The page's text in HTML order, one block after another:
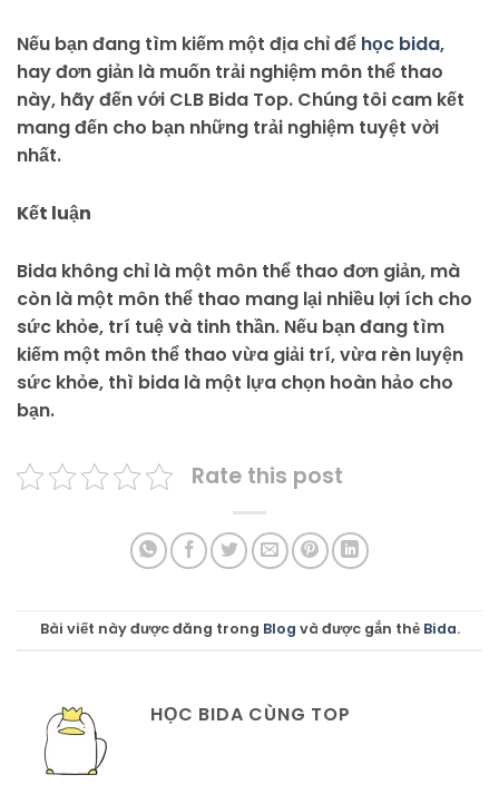
Nếu bạn đang tìm kiếm một địa chỉ để học bida,
hay đơn giản là muốn trải nghiệm môn thể thao
này, hãy đến với CLB Bida Top. Chúng tôi cam kết
mang đến cho bạn những trải nghiệm tuyệt vời
nhất.
Kết luận
Bida không chỉ là một môn thể thao đơn giản, mà
còn là một môn thể thao mang lại nhiều lợi ích cho
sức khỏe, trí tuệ và tinh thần. Nếu bạn đang tìm
kiếm một môn thể thao vừa giải trí, vừa rèn luyện
sức khỏe, thì bida là một lựa chọn hoàn hảo cho
bạn.
Rate this post
Bài viết này được đăng trong Blog và được gắn thẻ Bida.
HỌC BIDA CÙNG TOP